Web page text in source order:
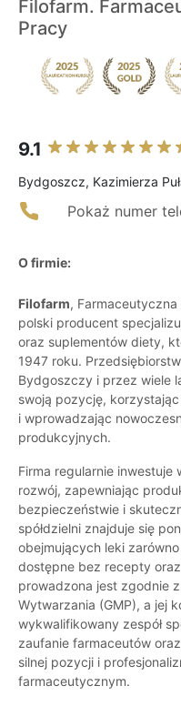
Filofarm.
Pracy
9.1
Bydgoszcz, Kazimierza
Pokaż numer
O firmie:
Filofarm, Farmaceutyczna
polski producent
oraz suplementów diety,
1947 roku.
Bydgoszczy i przez wiele
swoją pozycję,
i wprowadzając
produkcyjnych.
Firma regularnie
rozwój, zapewniając
bezpieczeństwie i
spółdzielni znajduje się
obejmujących leki
dostępne bez recepty
prowadzona jest zgodnie
Wytwarzania (GMP), a jej
wykwalifikowany zespół
zaufanie farmaceutów
silnej pozycji i
farmaceutycznym.